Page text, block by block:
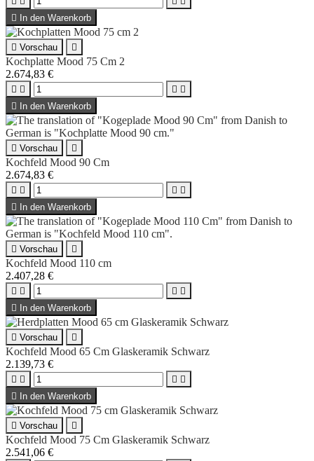
 In den Warenkorb
 Vorschau 
Kochplatte Mood 75 Cm 2
2.674,83 €
   
 In den Warenkorb
 Vorschau 
Kochfeld Mood 90 Cm
2.674,83 €
   
 In den Warenkorb
 Vorschau 
Kochfeld Mood 110 cm
2.407,28 €
   
 In den Warenkorb
 Vorschau 
Kochfeld Mood 65 Cm Glaskeramik Schwarz
2.139,73 €
   
 In den Warenkorb
 Vorschau 
Kochfeld Mood 75 Cm Glaskeramik Schwarz
2.541,06 €